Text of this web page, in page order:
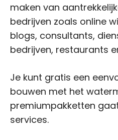
maken van
bedrijven zoals online
blogs, consultants,
bedrijven, restaurants
Je kunt gratis een
bouwen met het
premiumpakketten
services.